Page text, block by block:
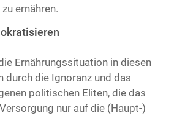
ernähren.
Ernährungssituation in diesen
durch die Ignoranz und das
politischen Eliten, die das
nur auf die (Haupt-)